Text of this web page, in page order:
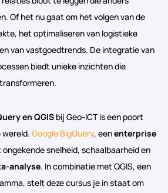
Of het nu gaat om het volgen van de
het optimaliseren van logistieke
van vastgoedtrends. De integratie van
biedt unieke inzichten die
en QGIS bij Geo-ICT is een poort
wereld. Google BigQuery, eenenterprise
ongekende snelheid, schaalbaarheid en
analyse. In combinatie met QGIS, een
stelt deze cursus je in staat om